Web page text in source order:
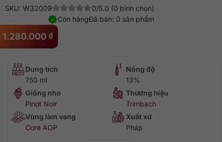
1.280.000 ₫
SKU: W32009
0/5.0 (0 bình chọn)
Đã bán: 0 sản phẩm
Còn hàng
Dung tích
750 ml
Nồng độ
13%
Giống nho
Pinot Noir
Thương hiệu
Trimbach
Vùng làm vang
Core AOP
Xuất xứ
Pháp